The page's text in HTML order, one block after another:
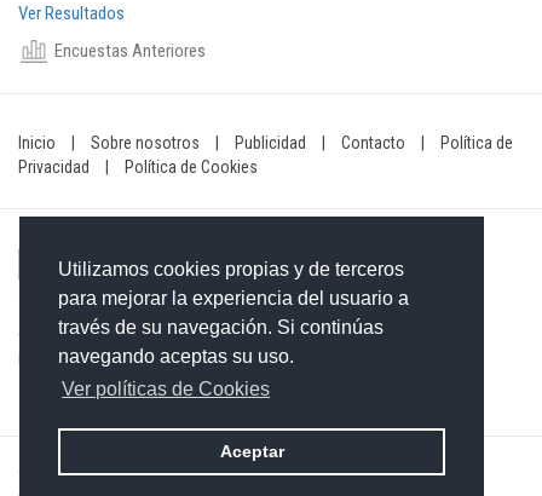
Utilizamos cookies propias y de terceros
para mejorar la experiencia del usuario a
través de su navegación. Si continúas
navegando aceptas su uso.
Ver políticas de Cookies
Aceptar
Ver Resultados
Encuestas Anteriores
Inicio Sobre nosotros Publicidad Contacto
Política de
Privacidad
Política de Cookies
Contacto: 849-754-4472
Email:redaccionxtra@gmail.com/ redaccionextra@gmail.com
©2026 Grupo Informativo Dominicano S.R.L. Todos los derechos